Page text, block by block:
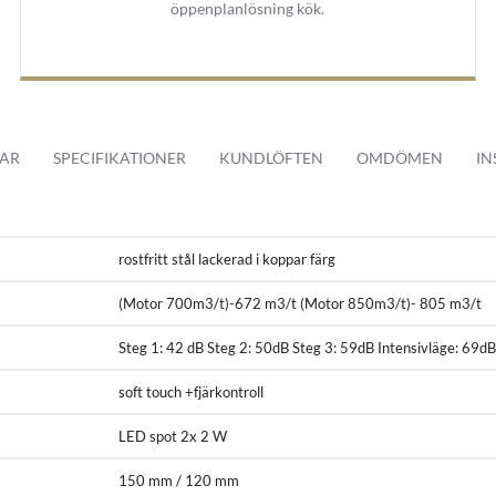
upp på hela uppsugingsytan och leds sedan utanför huset.
finns som tillval med köksfläkten, men kan även köpas och
är köksfläkten väldigt lätt skött.
knappar och med en medföljande fjärrkontroll. Den moderna
läge med en timer på upp till 8 min.
öppenplanlösning kök.
SPECIFIKATIONER KUNDLÖFTEN OMDÖMEN
rostfritt stål lackerad i koppar färg
(Motor 700m3/t)-672 m3/t (Motor 850m3/t)- 805 m3/t
Steg 1: 42 dB Steg 2: 50dB Steg 3: 59dB Intensivläge: 69dB
soft touch +fjärkontroll
LED spot 2x 2 W
150 mm / 120 mm